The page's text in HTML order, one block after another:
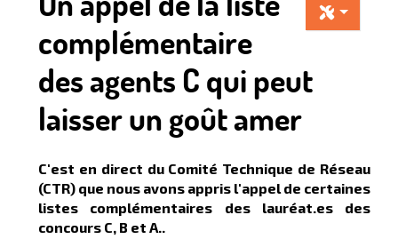
complémentaire
des agents C qui peut
laisser un goût amer
C'est en direct du Comité Technique de Réseau
(CTR) que nous avons appris l'appel de certaines
listes complémentaires des lauréat.es des
concours C, B et A..